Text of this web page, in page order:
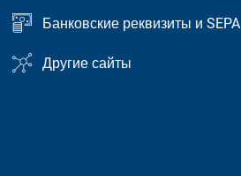
Банковские реквизиты и SEPA
Другие сайты